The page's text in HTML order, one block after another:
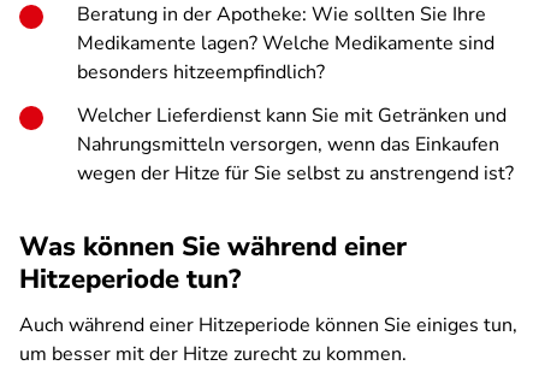
Beratung in der Apotheke: Wie sollten Sie Ihre
Medikamente lagen? Welche Medikamente sind
besonders hitzeempfindlich?
Welcher Lieferdienst kann Sie mit Getränken und
Nahrungsmitteln versorgen, wenn das Einkaufen
wegen der Hitze für Sie selbst zu anstrengend ist?
Was können Sie während einer
Hitzeperiode tun?
Auch während einer Hitzeperiode können Sie einiges tun,
um besser mit der Hitze zurecht zu kommen.